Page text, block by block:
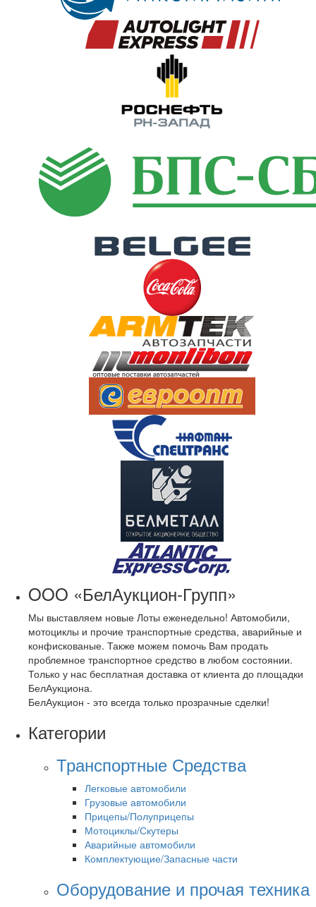
OOO «БелАукцион-Групп»
Мы выставляем новые Лоты еженедельно! Автомобили,
мотоциклы и прочие транспортные средства, аварийные и
конфискованые. Также можем помочь Вам продать
проблемное транспортное средство в любом состоянии.
Только у нас бесплатная доставка от клиента до площадки
БелАукциона.
БелАукцион - это всегда только прозрачные сделки!
Категории
Транспортные Средства
Легковые автомобили
Грузовые автомобили
Прицепы/Полуприцепы
Мотоциклы/Скутеры
Аварийные автомобили
Комплектующие/Запасные части
Оборудование и прочая техника